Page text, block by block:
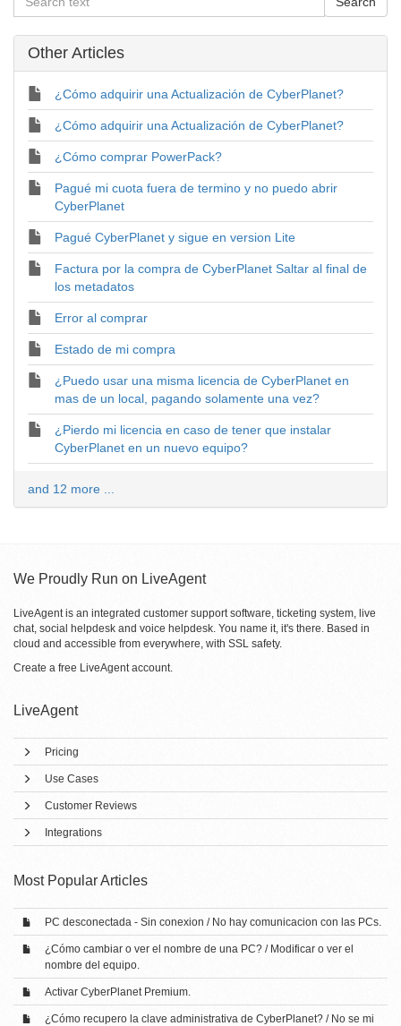
Other Articles
¿Cómo adquirir una Actualización de CyberPlanet?
¿Cómo adquirir una Actualización de CyberPlanet?
¿Cómo comprar PowerPack?
Pagué mi cuota fuera de termino y no puedo abrir
CyberPlanet
Pagué CyberPlanet y sigue en version Lite
Factura por la compra de CyberPlanet Saltar al final de
los metadatos
Error al comprar
Estado de mi compra
¿Puedo usar una misma licencia de CyberPlanet en
mas de un local, pagando solamente una vez?
¿Pierdo mi licencia en caso de tener que instalar
CyberPlanet en un nuevo equipo?
and 12 more ...
We Proudly Run on LiveAgent
LiveAgent is an integrated customer support software, ticketing system, live
chat, social helpdesk and voice helpdesk. You name it, it's there. Based in
cloud and accessible from everywhere, with SSL safety.
Create a free LiveAgent account.
LiveAgent
Pricing
Use Cases
Customer Reviews
Integrations
Most Popular Articles
PC desconectada - Sin conexion / No hay comunicacion con las PCs.
¿Cómo cambiar o ver el nombre de una PC? / Modificar o ver el
nombre del equipo.
Activar CyberPlanet Premium.
¿Cómo recupero la clave administrativa de CyberPlanet? / No se mi